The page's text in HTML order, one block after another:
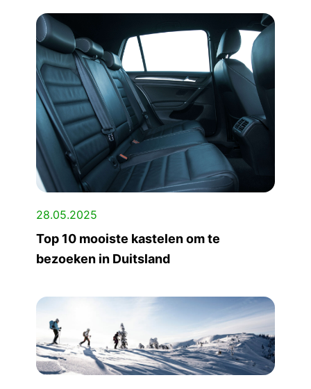
28.05.2025
Top 10 mooiste kastelen om te
bezoeken in Duitsland